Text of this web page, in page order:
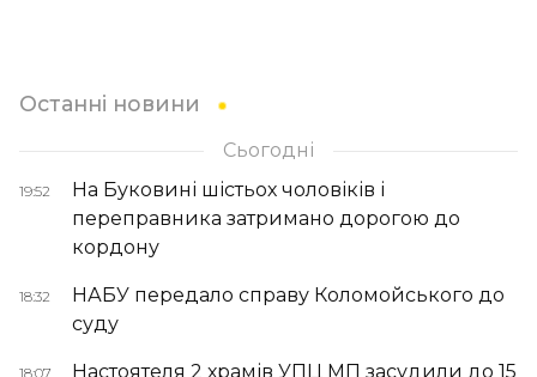
Останні новини
Сьогодні
19:52
На Буковині шістьох чоловіків і
переправника затримано дорогою до
кордону
18:32
НАБУ передало справу Коломойського до
суду
18:07 Настоятеля 2 храмів УПЦ МП засудили до 15